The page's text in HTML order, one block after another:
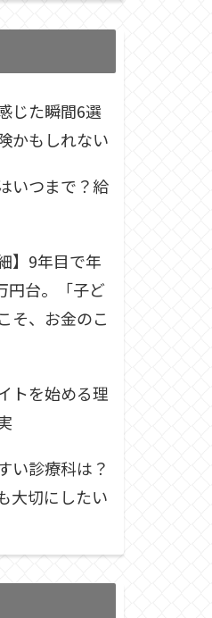
じた瞬間6選
かもしれない
いつまで？給
】9年目で年
円台。「子ど
そ、お金のこ
トを始める理
い診療科は？
大切にしたい